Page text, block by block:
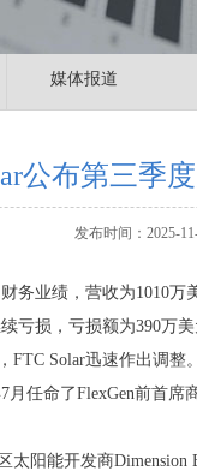
媒体报道
公布第三季
发布时间：2025-
务业绩，营收为1010
亏损，亏损额为390万
Solar迅速作出调
任命了FlexGen前首
阳能开发商